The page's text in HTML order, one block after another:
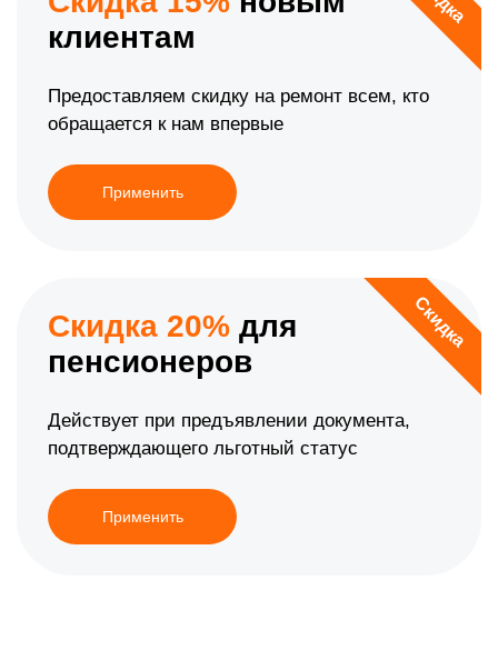
клиентам
Предоставляем скидку на ремонт всем, кто
обращается к нам впервые
Применить
Скидка
Скидка 20% для
пенсионеров
Действует при предъявлении документа,
подтверждающего льготный статус
Применить